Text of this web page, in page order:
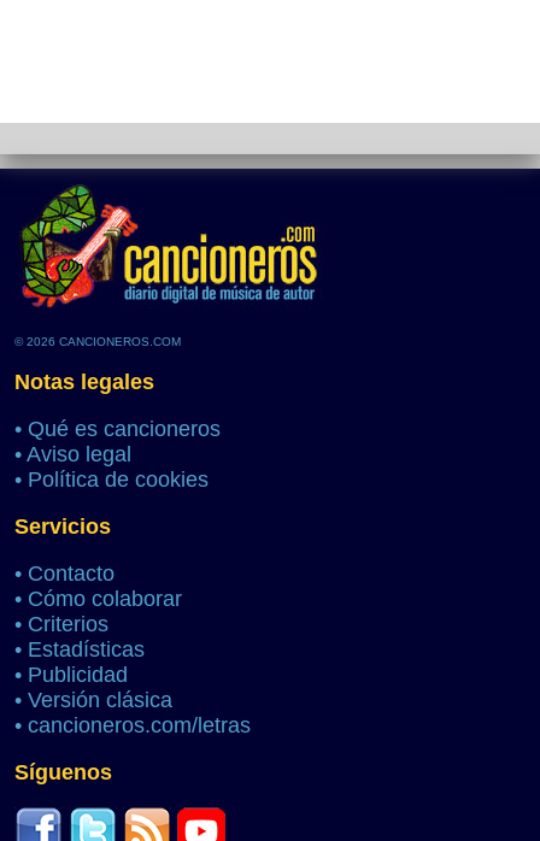
© 2026 CANCIONEROS.COM
Notas legales
• Qué es cancioneros
• Aviso legal
• Política de cookies
Servicios
• Contacto
• Cómo colaborar
• Criterios
• Estadísticas
• Publicidad
• Versión clásica
• cancioneros.com/letras
Síguenos